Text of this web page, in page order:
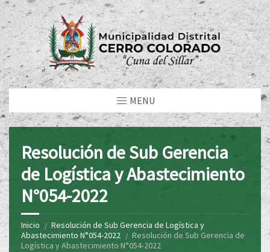
MENU
Resolución de Sub Gerencia
de Logística y Abastecimiento
N°054-2022
Inicio
Resolución de Sub Gerencia de Logística y
Abastecimiento N°054-2022
Resolución de Sub Gerencia de
Logística y Abastecimiento N°054-2022